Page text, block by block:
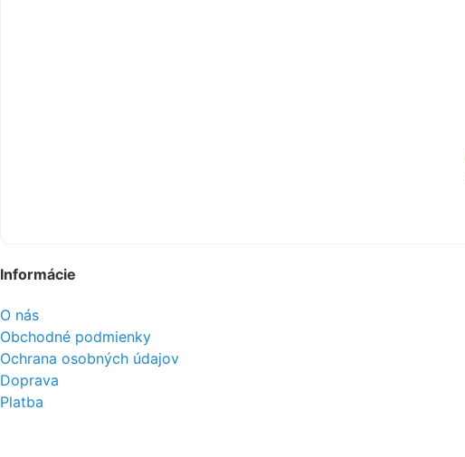
Informácie
O nás
Obchodné podmienky
Ochrana osobných údajov
Doprava
Platba